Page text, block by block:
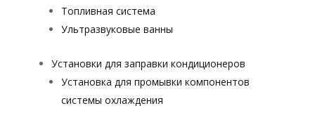
Топливная система
Ультразвуковые ванны
Установки для заправки кондиционеров
Установка для промывки компонентов
системы охлаждения